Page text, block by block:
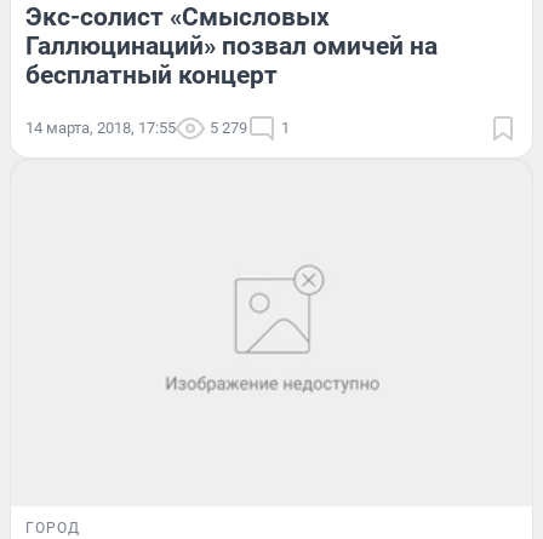
Экс-солист «Смысловых
Галлюцинаций» позвал омичей на
бесплатный концерт
14 марта, 2018, 17:55 5 279 1
ГОРОД